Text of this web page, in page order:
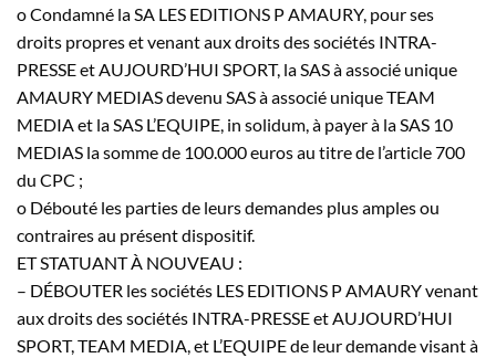
o Condamné la SA LES EDITIONS P AMAURY, pour ses
droits propres et venant aux droits des sociétés INTRA-
PRESSE et AUJOURD’HUI SPORT, la SAS à associé unique
AMAURY MEDIAS devenu SAS à associé unique TEAM
MEDIA et la SAS L’EQUIPE, in solidum, à payer à la SAS 10
MEDIAS la somme de 100.000 euros au titre de l’article 700
du CPC ;
o Débouté les parties de leurs demandes plus amples ou
contraires au présent dispositif.
ET STATUANT À NOUVEAU :
– DÉBOUTER les sociétés LES EDITIONS P AMAURY venant
aux droits des sociétés INTRA-PRESSE et AUJOURD’HUI
SPORT, TEAM MEDIA, et L’EQUIPE de leur demande visant à